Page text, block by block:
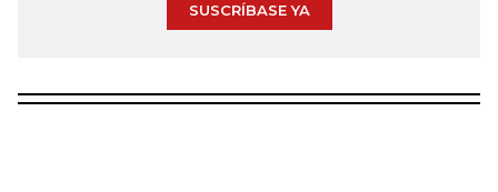
SUSCRÍBASE YA